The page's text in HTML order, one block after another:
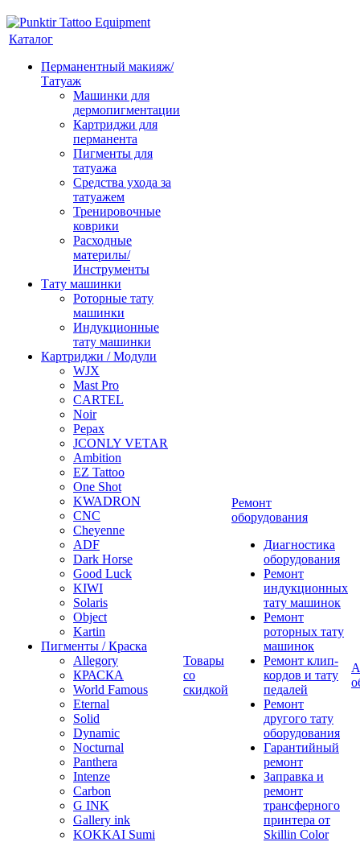
Каталог
Перманентный макияж/
Татуаж
Машинки для
дермопигментации
Картриджи для
перманента
Пигменты для
татуажа
Средства ухода за
татуажем
Тренировочные
коврики
Расходные
материлы/
Инструменты
Тату машинки
Роторные тату
машинки
Индукционные
тату машинки
Картриджи / Модули
WJX
Mast Pro
CARTEL
Noir
Pepax
JCONLY VETAR
Ambition
EZ Tattoo
One Shot
KWADRON
CNC
Cheyenne
ADF
Dark Horse
Good Luck
KIWI
Solaris
Object
Kartin
Пигменты / Краска
Allegory
КРАСКА
World Famous
Eternal
Solid
Dynamic
Nocturnal
Panthera
Intenze
Carbon
G INK
Gallery ink
KOKKAI Sumi
Товары
со
скидкой
Ремонт
оборудования
Диагностика
оборудования
Ремонт
индукционных
тату машинок
Ремонт
роторных тату
машинок
Ремонт клип-
кордов и тату
педалей
Ремонт
другого тату
оборудования
Гарантийный
ремонт
Заправка и
ремонт
трансферного
принтера от
Skillin Color